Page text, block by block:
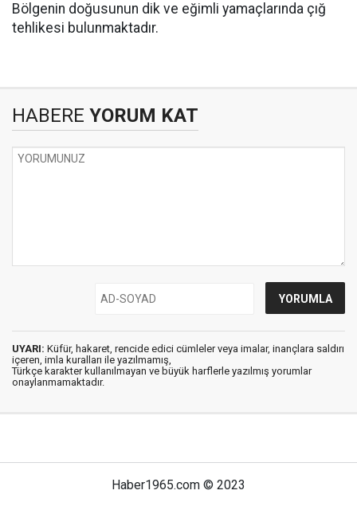
Bölgenin doğusunun dik ve eğimli yamaçlarında çığ
tehlikesi bulunmaktadır.
HABERE YORUM KAT
UYARI: Küfür, hakaret, rencide edici cümleler veya imalar, inançlara saldırı
içeren, imla kuralları ile yazılmamış,
Türkçe karakter kullanılmayan ve büyük harflerle yazılmış yorumlar
onaylanmamaktadır.
Haber1965.com © 2023